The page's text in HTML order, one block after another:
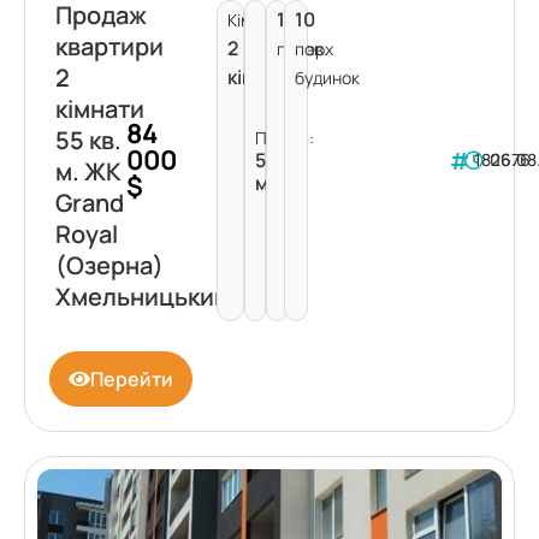
Продаж
квартири
2
кімнати
55 кв.
м. ЖК
Grand
Royal
(Озерна)
Хмельницький
84
000
$
Кімнат:
2
кімнати
Площа:
55
м²
10
поверх
10
пов.
будинок
182676
Перейти